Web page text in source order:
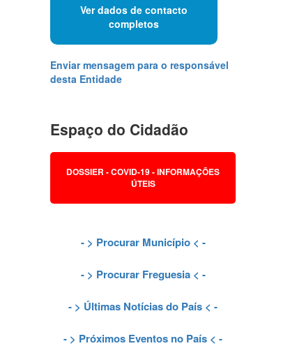
Ver dados de contacto
completos
Enviar mensagem para o responsável
desta Entidade
Espaço do Cidadão
DOSSIER - COVID-19 - INFORMAÇÕES
ÚTEIS
- > Procurar Município< -
- > Procurar Freguesia< -
- > Últimas Notícias do País < -
- > Próximos Eventos no País < -